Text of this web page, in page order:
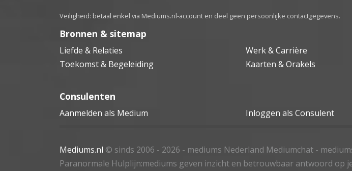
Veiligheid: betaal enkel via Mediums.nl-account en deel geen persoonlijke contactgegevens.
Bronnen & sitemap
Liefde & Relaties Werk & Carrière
Toekomst & Begeleiding
Kaarten & Orakels
Consulenten
Aanmelden als Medium Inloggen als Consulent
Mediums.nl © sinds 2006 - 2026 - mediums Nederland Mediumchat -
Paranormale Hulplijn:mediums geven inzicht en betrouwbaar antwoord op